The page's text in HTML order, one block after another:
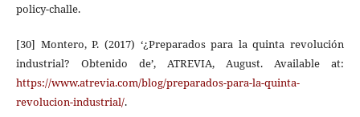
policy-challe.
[30] Montero, P. (2017) ‘¿Preparados para la quinta revolución
industrial? Obtenido de’, ATREVIA, August. Available at:
https://www.atrevia.com/blog/preparados-para-la-quinta-
revolucion-industrial/.